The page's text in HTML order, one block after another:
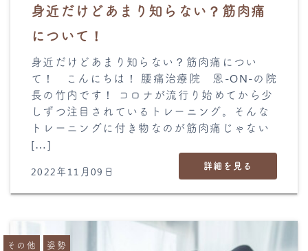
身近だけどあまり知らない？筋肉痛
について！
身近だけどあまり知らない？筋肉痛につい
て！ こんにちは！ 腰痛治療院 恩-ON-の院
長の竹内です！ コロナが流行り始めてから少
しずつ注目されているトレーニング。そんな
トレーニングに付き物なのが筋肉痛じゃない
[…]
2022年11月09日 詳細を見る
その他 姿勢